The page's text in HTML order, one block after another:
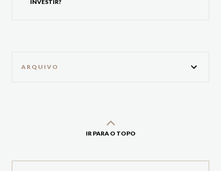
INVESTIR?
ARQUIVO
IR PARA O TOPO